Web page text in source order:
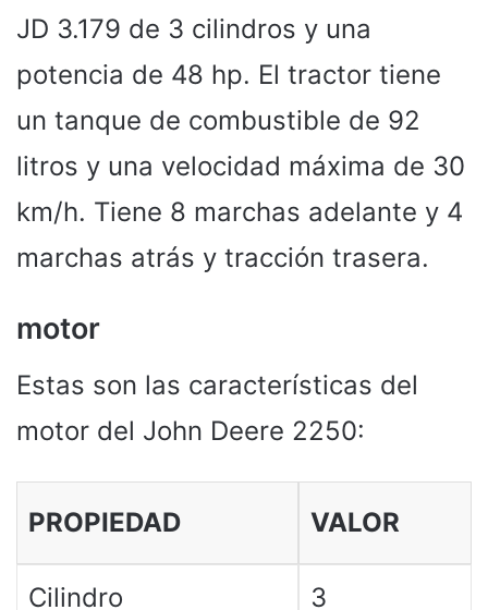
JD 3.179 de 3 cilindros y una
potencia de 48 hp. El tractor tiene
un tanque de combustible de 92
litros y una velocidad máxima de 30
km/h. Tiene 8 marchas adelante y 4
marchas atrás y tracción trasera.
motor
Estas son las características del
motor del John Deere 2250:
PROPIEDAD VALOR
Cilindro 3